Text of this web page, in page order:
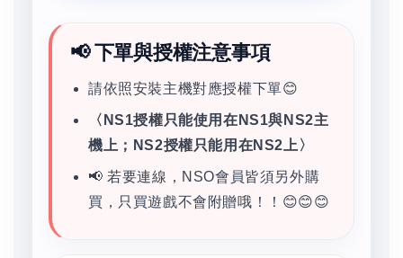
📢 下單與授權注意事項
請依照安裝主機對應授權下單😊
〈NS1授權只能使用在NS1與NS2主
機上；NS2授權只能用在NS2上〉
📢 若要連線，NSO會員皆須另外購
買，只買遊戲不會附贈哦！！😊😊😊